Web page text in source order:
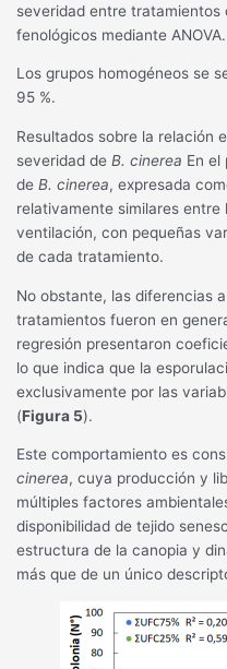
severidad entre
fenológicos mediante ANOVA.
Los grupos homogéneos se
95 %.
Resultados sobre la relación
severidad deB. cinerea En el
deB. cinerea, expresada
relativamente similares entre
ventilación, con pequeñas
de cada tratamiento.
No obstante, las diferencias
tratamientos fueron en
regresión presentaron
lo que indica que la
exclusivamente por las
(Figura 5).
Este comportamiento es
cinerea, cuya producción y
múltiples factores
disponibilidad de tejido
estructura de la canopia y
más que de un único